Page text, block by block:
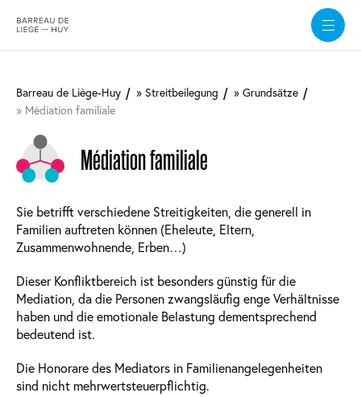
Inhalt
Barreau de Liège-Huy Streitbeilegung
Grundsätze
Médiation familiale
Médiation familiale
Sie betrifft verschiedene Streitigkeiten, die generell in
Familien auftreten können (Eheleute, Eltern,
Zusammenwohnende, Erben…)
Dieser Konfliktbereich ist besonders günstig für die
Mediation, da die Personen zwangsläufig enge Verhältnisse
haben und die emotionale Belastung dementsprechend
bedeutend ist.
Die Honorare des Mediators in Familienangelegenheiten
sind nicht mehrwertsteuerpflichtig.